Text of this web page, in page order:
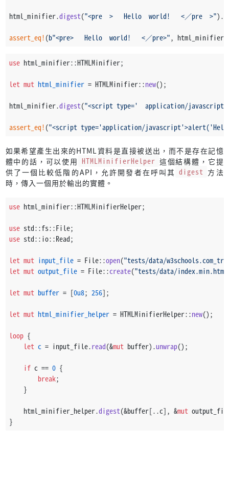
html_minifier.digest("<pre  >   Hello  world!   <／pre  >").
assert_eq! (b"<pre>   Hello  world!   <／pre>", html_minifier.
use html_minifier::HTMLMinifier;
let mut html_minifier = HTMLMinifier::new();
html_minifier.digest("<script type='  application/
assert_eq! ("<script type='application/
如果希望產生出來的HTML資料是直接被送出，而不是存在記憶
體中的話，可以使用 HTMLMinifierHelper 這個結構體，它提
供了一個比較低階的API，允許開發者在呼叫其 digest 方法
時，傳入一個用於輸出的實體。
use html_minifier::HTMLMinifierHelper;
use std::fs::File;
use std::io::Read;
let mut input_file = File::open("tests/data/
let mut output_file = File::create("tests/data/
let mut buffer = [0u8; 256];
let mut html_minifier_helper = HTMLMinifierHelper::new();
loop {
let c = input_file.read(&mut buffer).unwrap();
if c == 0 {
break;
    }
    html_minifier_helper.
digest(&buffer[..c], &mut
}